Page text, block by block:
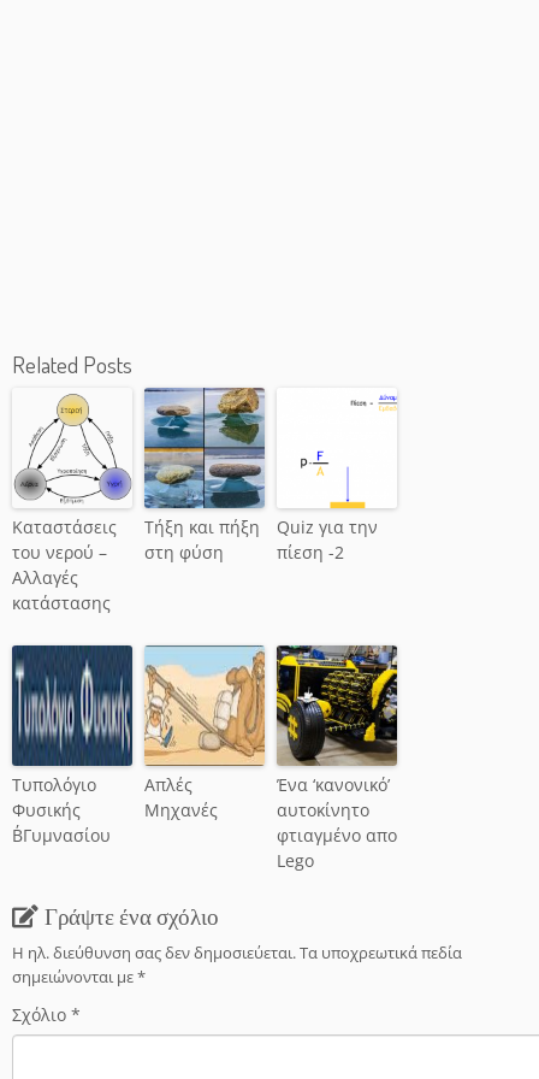
Related Posts
Καταστάσεις
του νερού –
Αλλαγές
κατάστασης
Τήξη και πήξη
στη φύση
Quiz για την
πίεση -2
Τυπολόγιο
Φυσικής
Β΄Γυμνασίου
Απλές
Μηχανές
Ένα ‘κανονικό’
αυτοκίνητο
φτιαγμένο απο
Lego
Γράψτε ένα σχόλιο
Η ηλ. διεύθυνση σας δεν δημοσιεύεται.Τα υποχρεωτικά πεδία
σημειώνονται με*
Σχόλιο *